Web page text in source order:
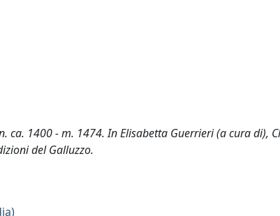
ca. 1400 - m. 1474. In Elisabetta Guerrieri (a cura di),
del Galluzzo.